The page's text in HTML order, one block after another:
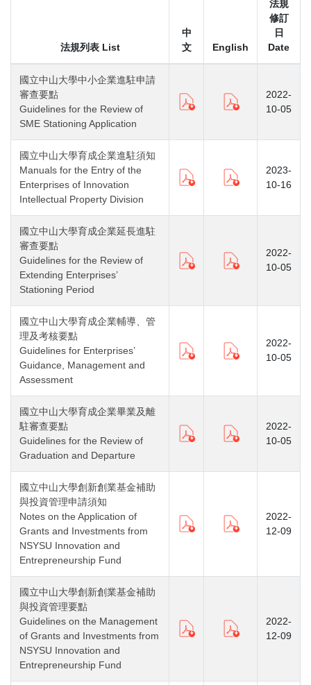
法規列表 List
中
文
English
法規
修訂
日
Date
國立中山大學中小企業進駐申請
審查要點
Guidelines for the Review of
SME Stationing Application
2022-
10-05
國立中山大學育成企業進駐須知
Manuals for the Entry of the
Enterprises of Innovation
Intellectual Property Division
2023-
10-16
國立中山大學育成企業延長進駐
審查要點
Guidelines for the Review of
Extending Enterprises’
Stationing Period
2022-
10-05
國立中山大學育成企業輔導、管
理及考核要點
Guidelines for Enterprises’
Guidance, Management and
Assessment
2022-
10-05
國立中山大學育成企業畢業及離
駐審查要點
Guidelines for the Review of
Graduation and Departure
2022-
10-05
國立中山大學創新創業基金補助
與投資管理申請須知
Notes on the Application of
Grants and Investments from
NSYSU Innovation and
Entrepreneurship Fund
2022-
12-09
國立中山大學創新創業基金補助
與投資管理要點
Guidelines on the Management
of Grants and Investments from
NSYSU Innovation and
Entrepreneurship Fund
2022-
12-09